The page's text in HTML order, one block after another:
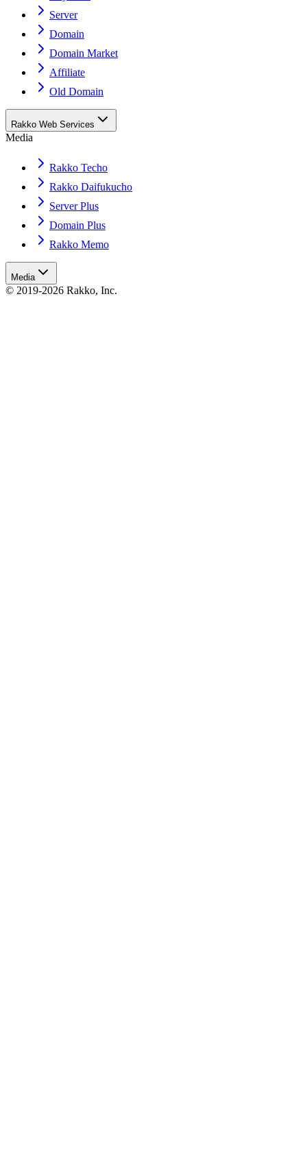
Server
Domain
Domain Market
Affiliate
Old Domain
Rakko Web Services
Media
Rakko Techo
Rakko Daifukucho
Server Plus
Domain Plus
Rakko Memo
Media
© 2019-2026 Rakko, Inc.